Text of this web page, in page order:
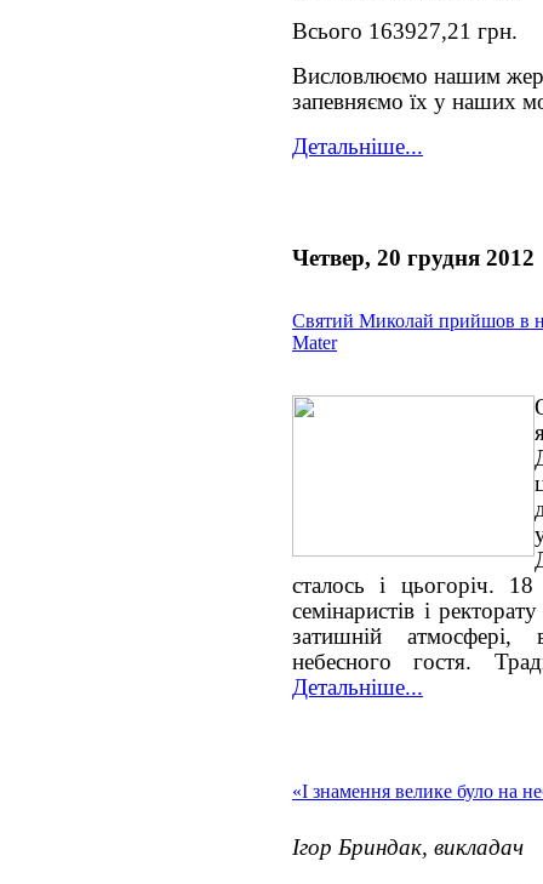
Всього 163927,21 грн.
Висловлюємо нашим
запевняємо їх у наших
Детальніше...
Четвер, 20 грудня 2012
Святий Миколай прийшов в
Mater
сталось і цьогоріч.
семінаристів і
затишній атмосфері,
небесного гостя.
Детальніше...
«І знамення велике було на
Ігор Бриндак, викладач